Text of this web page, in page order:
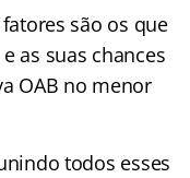
são os que
as suas chances
OAB no menor
todos esses